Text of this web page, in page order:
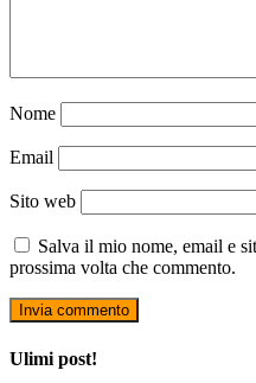
Nome
Email
Sito web
Salva il mio nome, email e
prossima volta che commento.
Ulimi post!